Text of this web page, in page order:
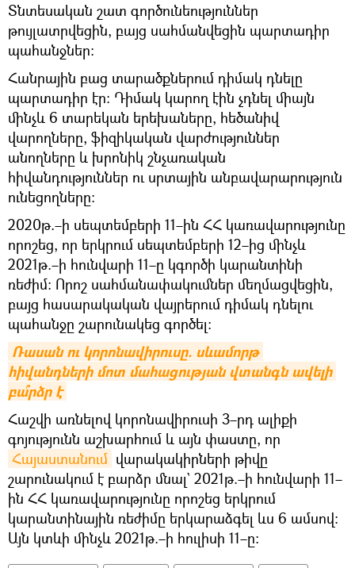
Տնտեսական շատ գործունեություններ
թույլատրվեցին, բայց սահմանվեցին պարտադիր
պահանջներ։
Հանրային բաց տարածքներում դիմակ դնելը
պարտադիր էր։ Դիմակ կարող էին չդնել միայն
մինչև 6 տարեկան երեխաները, հեծանիվ
վարողները, ֆիզիկական վարժություններ
անողները և խրոնիկ շնչառական
հիվանդություններ ու սրտային անբավարարություն
ունեցողները։
2020թ.–ի սեպտեմբերի 11–ին ՀՀ կառավարությունը
որոշեց, որ երկրում սեպտեմբերի 12–ից մինչև
2021թ.–ի հունվարի 11–ը կգործի կարանտինի
ռեժիմ։ Որոշ սահմանափակումներ մեղմացվեցին,
բայց հասարակական վայրերում դիմակ դնելու
պահանջը շարունակեց գործել։
Ռասան ու կորոնավիրուսը. սևամորթ
հիվանդների մոտ մահացության վտանգն ավելի
բա՞րձր է
Հաշվի առնելով կորոնավիրուսի 3–րդ ալիքի
գոյությունն աշխարհում և այն փաստը, որ
Հայաստանում վարակակիրների թիվը
շարունակում է բարձր մնալ` 2021թ.–ի հունվարի 11–
ին ՀՀ կառավարությունը որոշեց երկրում
կարանտինային ռեժիմը երկարաձգել ևս 6 ամսով։
Այն կտևի մինչև 2021թ.–ի հուլիսի 11–ը։